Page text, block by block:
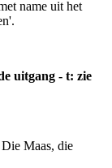
name uit het
uitgang - t: zie
Maas, die